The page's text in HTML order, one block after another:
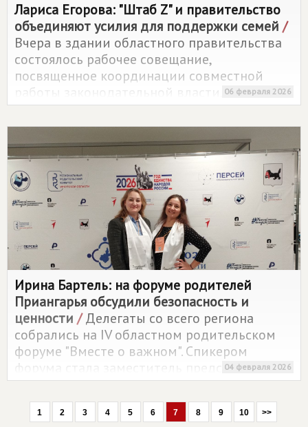
Лариса Егорова: "Штаб Z" и правительство
объединяют усилия для поддержки семей /
Вчера в здании областного правительства
состоялось рабочее совещание,
посвященное координации совместной
работы законодательной власти,
общественных организаций и
региональных органов исполнительной
власти. Основной темой стала
консолидация усилий для решения
социально значимых задач, в первую
очередь – поддержки детей из неполных
семей и семей участников специальной
военной операции.
06 февраля 2026
Ирина Бартель: на форуме родителей
Приангарья обсудили безопасность и
ценности /Делегаты со всего региона
собрались на IV областном родительском
форуме "Вместе о важном". Спикером
форума стала заместитель председателя
родительского комитета Иркутского округа,
представительСПРАВЕДЛИВОЙ РОССИИ
Ирина Бартель, активно участвующая в
04 февраля 2026
1 2 3 4 5 6 7 8 9 10 >>